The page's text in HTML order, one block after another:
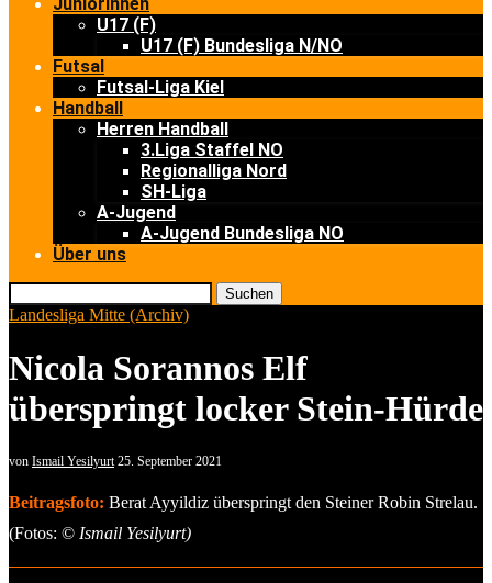
U17 (F)
U17 (F) Bundesliga N/NO
Futsal
Futsal-Liga Kiel
Handball
Herren Handball
3.Liga Staffel NO
Regionalliga Nord
SH-Liga
A-Jugend
A-Jugend Bundesliga NO
Über uns
Suchen
Landesliga Mitte (Archiv)
Nicola Sorannos Elf
überspringt locker Stein-Hürde
von Ismail Yesilyurt 25. September 2021
Beitragsfoto: Berat Ayyildiz überspringt den Steiner Robin Strelau.
(Fotos: © Ismail Yesilyurt)